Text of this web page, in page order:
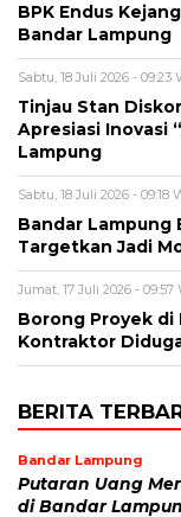
BPK Endus
Bandar Lampung
Sabtu, 18 Juli 2026 - 09:23
Tinjau Stan
Apresiasi Inovasi
Lampung
Sabtu, 18 Juli 2026 - 09:18
Bandar Lampung
Targetkan Jadi
Jumat, 17 Juli 2026 - 09:57
Borong Proyek di
Kontraktor
BERITA
Bandar Lampung
Putaran Uang
di Bandar